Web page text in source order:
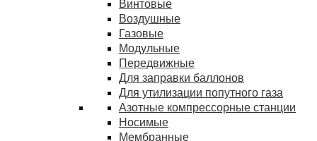
Винтовые
Воздушные
Газовые
Модульные
Передвижные
Для заправки баллонов
Для утилизации попутного газа
Азотные компрессорные станции
Носимые
Мембранные